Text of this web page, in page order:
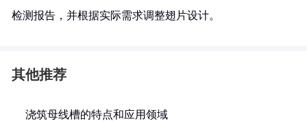
检测报告，并根据实际需求调整翅片设计。
其他推荐
浇筑母线槽的特点和应用领域